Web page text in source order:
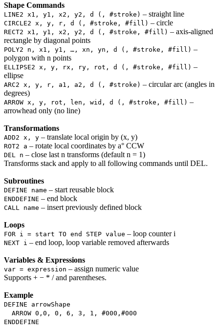
Shape Commands
LINE2 x1, y1, x2, y2, d (, #stroke) – straight line
CIRCLE2 x, y, r, d (, #stroke, #fill) – circle
RECT2 x1, y1, x2, y2, d (, #stroke, #fill) – axis-aligned
rectangle by diagonal points
POLY2 n, x1, y1, …, xn, yn, d (, #stroke, #fill) –
polygon with n points
ELLIPSE2 x, y, rx, ry, rot, d (, #stroke, #fill) –
ellipse
ARC2 x, y, r, a1, a2, d (, #stroke) – circular arc (angles in
degrees)
ARROW x, y, rot, len, wid, d (, #stroke, #fill) –
arrowhead only (no line)
Transformations
ADD2 x, y – translate local origin by (x, y)
ROT2 a – rotate local coordinates by a° CCW
DEL n – close last n transforms (default n = 1)
Transforms stack and apply to all following commands until DEL.
Subroutines
DEFINE name – start reusable block
ENDDEFINE – end block
CALL name – insert previously defined block
Loops
FOR i = start TO end STEP value – loop counter i
NEXT i – end loop, loop variable removed afterwards
Variables & Expressions
var = expression – assign numeric value
Supports + − * / and parentheses.
Example
DEFINE arrowShape
ARROW 0,0, 0, 6, 3, 1, #000,#000
ENDDEFINE